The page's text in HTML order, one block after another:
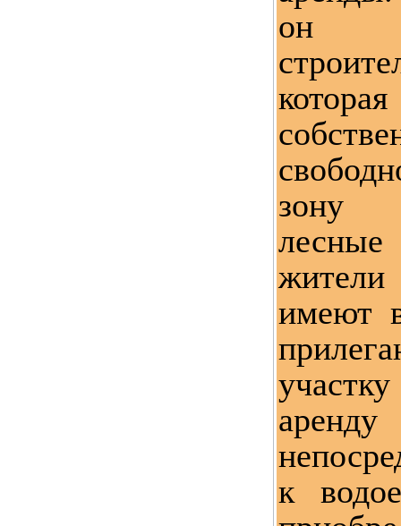
он
зону
имеют
к